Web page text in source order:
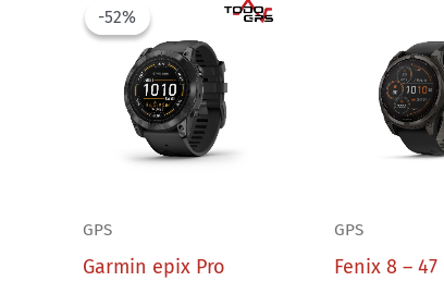
-52%
-52%
GPS
Garmin epix Pro
GPS
Fenix 8 – 47